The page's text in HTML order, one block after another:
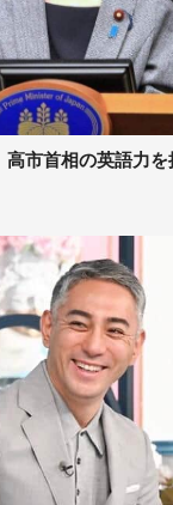
市首相の英語力